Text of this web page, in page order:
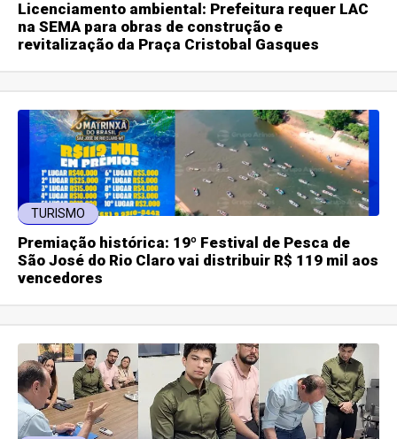
Licenciamento ambiental: Prefeitura requer LAC
na SEMA para obras de construção e
revitalização da Praça Cristobal Gasques
TURISMO
Premiação histórica: 19º Festival de Pesca de
São José do Rio Claro vai distribuir R$ 119 mil aos
vencedores